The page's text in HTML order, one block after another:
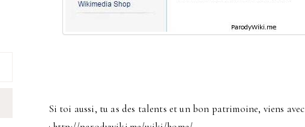
Si toi aussi, tu as des talents et un bon patrimoine, viens